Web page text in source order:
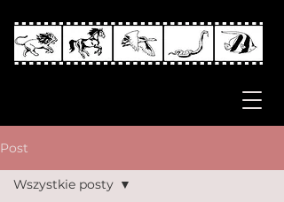
Post
Wszystkie posty